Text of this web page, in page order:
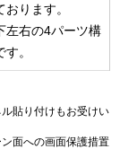
おります。
左右の4パーツ構
す。
貼り付けもお受けい
面への画面保護措置